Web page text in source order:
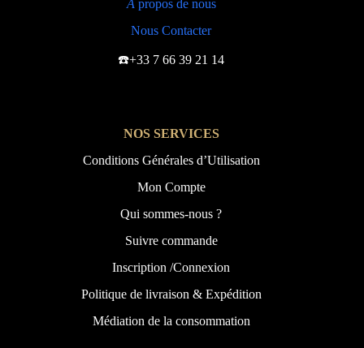
À propos de nous
Nous Contacter
☎️+33 7 66 39 21 14
NOS SERVICES
Conditions Générales d’Utilisation
Mon Compte
Qui sommes-nous ?
Suivre commande
Inscription /Connexion
Politique de livraison & Expédition
Médiation de la consommation